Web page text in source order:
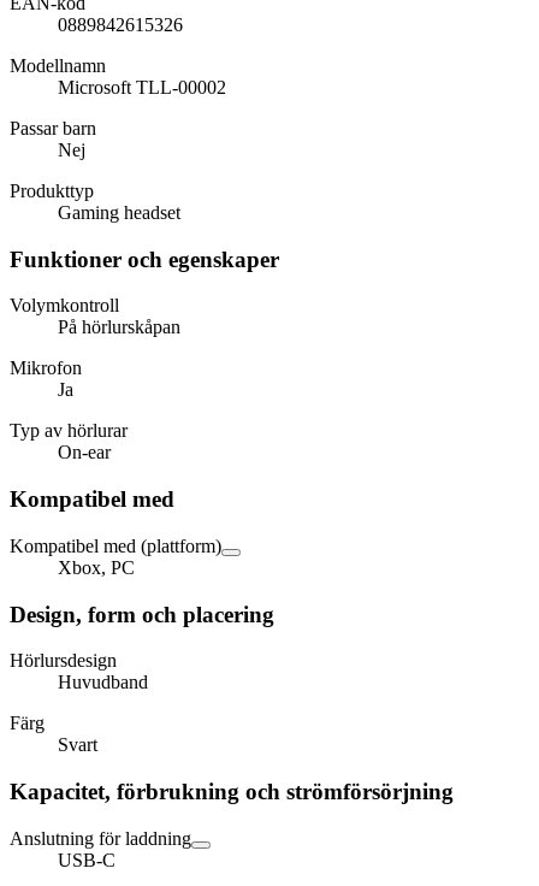
0889842615326
Modellnamn
Microsoft TLL-00002
Passar barn
Nej
Produkttyp
Gaming headset
Funktioner och egenskaper
Volymkontroll
På hörlurskåpan
Mikrofon
Ja
Typ av hörlurar
On-ear
Kompatibel med
Kompatibel med (plattform)
Xbox, PC
Design, form och placering
Hörlursdesign
Huvudband
Färg
Svart
Kapacitet, förbrukning och strömförsörjning
Anslutning för laddning
USB-C